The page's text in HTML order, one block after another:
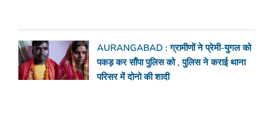
AURANGABAD : ग्रामीणों ने प्रेमी-युगल को
पकड़ कर सौंपा पुलिस को , पुलिस ने कराई थाना
परिसर में दोनो की शादी